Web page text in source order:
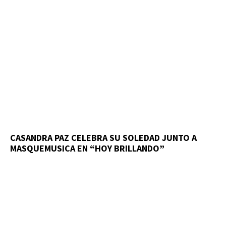
CASANDRA PAZ CELEBRA SU SOLEDAD JUNTO A
MASQUEMUSICA EN “HOY BRILLANDO”